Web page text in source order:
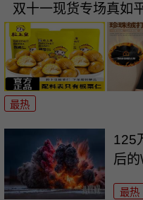
双十一现货专场真如
最热
125
后
最热